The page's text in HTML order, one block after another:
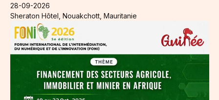
28-09-2026
Sheraton Hôtel, Nouakchott, Mauritanie